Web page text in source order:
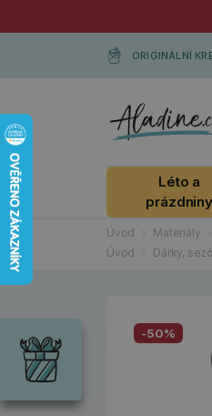
ORIGINÁLNÍ
Léto a
prázdniny
Úvod Materiály
Úvod
Dárky,
-50%
Wrendale